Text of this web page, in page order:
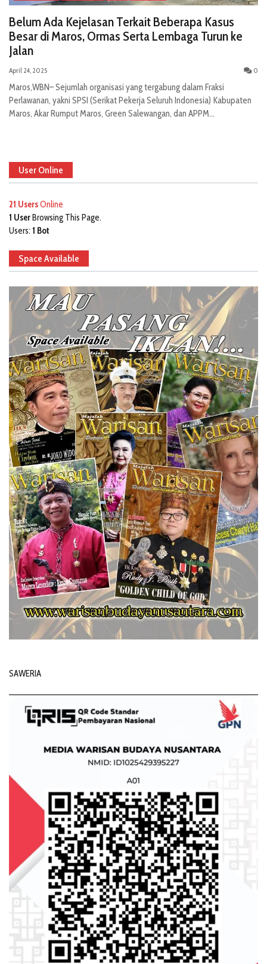
Belum Ada Kejelasan Terkait Beberapa Kasus
Besar di Maros, Ormas Serta Lembaga Turun ke
Jalan
April 24, 2025 0
Maros,WBN– Sejumlah organisasi yang tergabung dalam Fraksi
Perlawanan, yakni SPSI (Serikat Pekerja Seluruh Indonesia) Kabupaten
Maros, Akar Rumput Maros, Green Salewangan, dan APPM...
User Online
21 UsersOnline
1 UserBrowsing This Page.
Users: 1 Bot
Space Available
SAWERIA